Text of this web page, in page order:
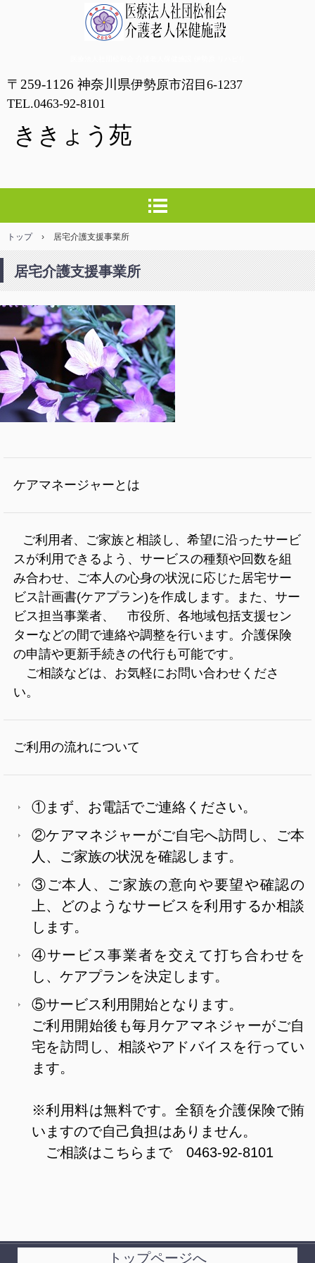
〒259-1126 神奈川県伊勢原市沼目6-1237
TEL.0463-92-8101
ききょう苑
トップ › 居宅介護支援事業所
居宅介護支援事業所
ケアマネージャー とは
ご利用者、ご家族と相談し、希望に沿ったサービ
スが利用できるよう、サービスの種類や回数を組
み合わせ、ご本人の心身の状況に応じた居宅サー
ビス計画書(ケアプラン)を作成します。また、サー
ビス担当事業者、 市役所、各地域包括支援セン
ターなどの間で連絡や調整を行います。介護保険
の申請や更新手続きの代行も可能です。
ご相談などは、お気軽にお問い合わせくださ
い。
ご利用の流れについて
①まず、お電話でご連絡ください。
②ケアマネジャーがご自宅へ訪問し、ご本
人、ご家族の状況を確認します。
③ご本人、ご家族の意向や要望や確認の
上、どのようなサービスを利用するか相談
します。
④サービス事業者を交えて打ち合わせを
し、ケアプランを決定します。
⑤サービス利用開始となります。
ご利用開始後も毎月ケアマネジャーがご自
宅を訪問し、相談やアドバイスを行ってい
ます。
※利用料は無料です。全額を介護保険で賄
いますので自己負担はありません。
ご相談はこちらまで 0463-92-8101
トップページへ